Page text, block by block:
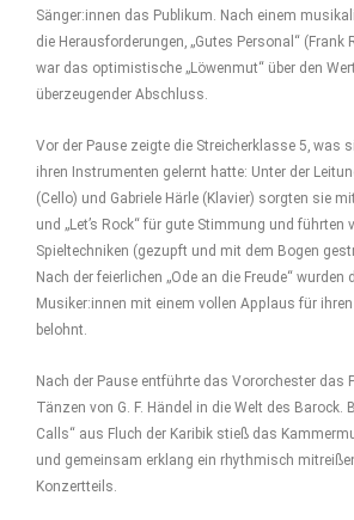
Sänger:innen das Publikum. Nach einem
die Herausforderungen, „Gutes Personal“ (Frank
war das optimistische „Löwenmut“ über den
überzeugender Abschluss.
Vor der Pause zeigte die Streicherklasse 5, was
ihren Instrumenten gelernt hatte: Unter der
(Cello) und Gabriele Härle (Klavier) sorgten sie mit
und „Let’s Rock“ für gute Stimmung und führten
Spieltechniken (gezupft und mit dem Bogen
Nach der feierlichen „Ode an die Freude“ wurden
Musiker:innen mit einem vollen Applaus für
belohnt.
Nach der Pause entführte das Vororchester das
Tänzen von G. F. Händel in die Welt des Barock.
Calls“ aus Fluch der Karibik stieß das
und gemeinsam erklang ein rhythmisch
Konzertteils.